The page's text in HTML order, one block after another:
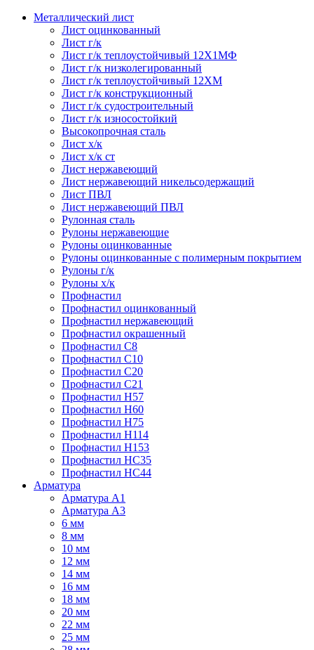
Металлический лист
Лист оцинкованный
Лист г/к
Лист г/к теплоустойчивый 12Х1МФ
Лист г/к низколегированный
Лист г/к теплоустойчивый 12ХМ
Лист г/к конструкционный
Лист г/к судостроительный
Лист г/к износостойкий
Высокопрочная сталь
Лист х/к
Лист х/к ст
Лист нержавеющий
Лист нержавеющий никельсодержащий
Лист ПВЛ
Лист нержавеющий ПВЛ
Рулонная сталь
Рулоны нержавеющие
Рулоны оцинкованные
Рулоны оцинкованные с полимерным покрытием
Рулоны г/к
Рулоны х/к
Профнастил
Профнастил оцинкованный
Профнастил нержавеющий
Профнастил окрашенный
Профнастил С8
Профнастил С10
Профнастил С20
Профнастил С21
Профнастил Н57
Профнастил Н60
Профнастил Н75
Профнастил Н114
Профнастил Н153
Профнастил НС35
Профнастил НС44
Арматура
Арматура А1
Арматура А3
6 мм
8 мм
10 мм
12 мм
14 мм
16 мм
18 мм
20 мм
22 мм
25 мм